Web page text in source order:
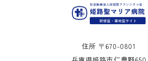
住所 〒670-0801